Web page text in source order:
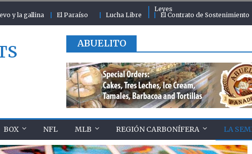
y la gallina El Paraíso Lucha Libre
Leyes
El Contrato de Sostenimiento
ABUELITO
BOX NFL MLB REGIÓN CARBONÍFERA LA